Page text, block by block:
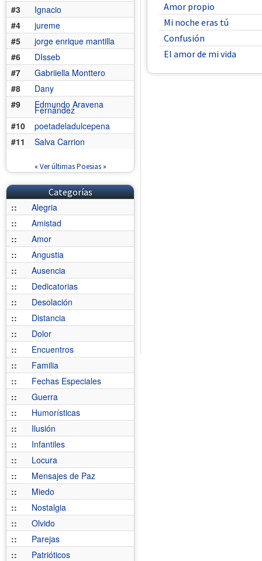
#3
Ignacio
#4
jureme
#5
jorge enrique mantilla
#6
DIsseb
#7
Gabriiella Monttero
#8
Dany
#9
Edmundo Aravena
Fernández
#10
poetadeladulcepena
#11
Salva Carrion
« Ver últimas Poesias»
Categorías
::
Alegria
::
Amistad
::
Amor
::
Angustia
::
Ausencia
::
Dedicatorias
::
Desolación
::
Distancia
::
Dolor
::
Encuentros
::
Familia
::
Fechas Especiales
::
Guerra
::
Humorísticas
::
Ilusión
::
Infantiles
::
Locura
::
Mensajes de Paz
::
Miedo
::
Nostalgia
::
Olvido
::
Parejas
::
Patrióticos
Amor propio
Mi noche eras tú
Confusión
El amor de mi vida